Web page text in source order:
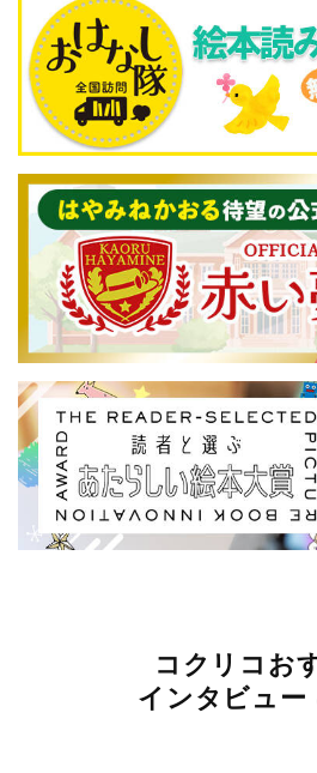
コクリコお
インタビュー